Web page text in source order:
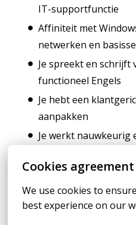
Cookies agreement
We use cookies to
best experience on our
IT-supportfunctie
Affiniteit met
netwerken en
Je spreekt en schrijft
functioneel Engels
Je hebt een
aanpakken
Je werkt nauwkeurig
Je kunt goed
kalm bij hectiek